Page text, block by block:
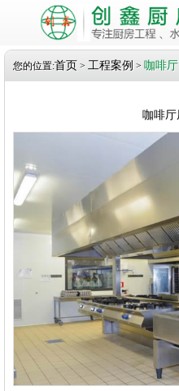
您的位置:首页 > 工程案例 > 咖啡厅
咖啡厅